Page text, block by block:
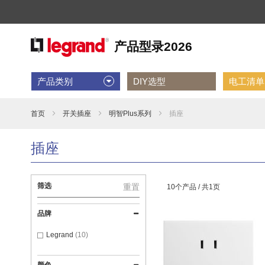
产品类别 DIY选型 电工清
首页 开关插座 明智Plus系列 插座
插座
10个产品 /共1页
筛选 重置
品牌
Legrand 10